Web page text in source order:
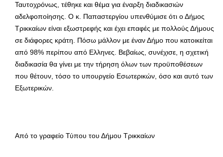
Ταυτοχρόνως, τέθηκε και θέμα για έναρξη διαδικασιών
αδελφοποίησης. Ο κ. Παπαστεργίου υπενθύμισε ότι ο Δήμος
Τρικκαίων είναι εξωστρεφής και έχει επαφές με πολλούς Δήμους
σε διάφορες κράτη. Πόσω μάλλον με έναν Δήμο που κατοικείται
από 98% περίπου από Ελληνες. Βεβαίως, συνέχισε, η σχετική
διαδικασία θα γίνει με την τήρηση όλων των προϋποθέσεων
που θέτουν, τόσο το υπουργείο Εσωτερικών, όσο και αυτό των
Εξωτερικών.
Από το γραφείο Τύπου του Δήμου Τρικκαίων